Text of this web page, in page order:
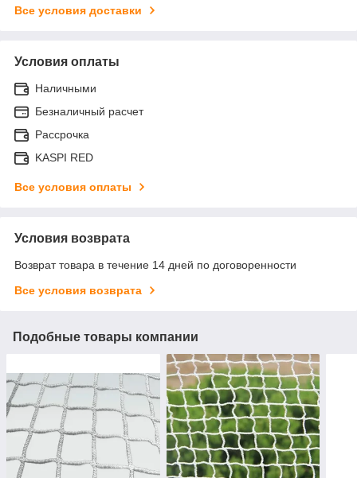
Все условия доставки
Условия оплаты
Наличными
Безналичный расчет
Рассрочка
KASPI RED
Все условия оплаты
Условия возврата
Возврат товара в течение 14 дней по договоренности
Все условия возврата
Подобные товары компании